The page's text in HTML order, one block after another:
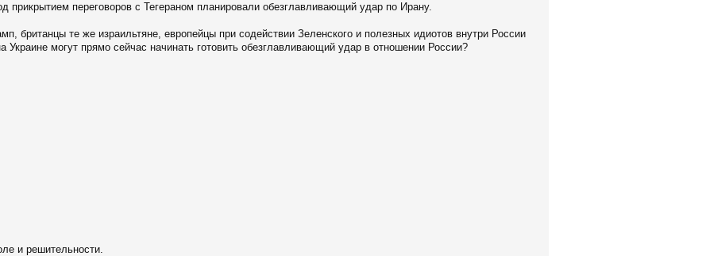
прикрытием переговоров с Тегераном планировали обезглавливающий удар по Ирану.
британцы те же израильтяне, европейцы при содействии Зеленского и полезных идиотов внутри России
Украине могут прямо сейчас начинать готовить обезглавливающий удар в отношении России?
и решительности.